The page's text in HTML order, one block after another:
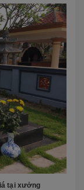
tại xưởng